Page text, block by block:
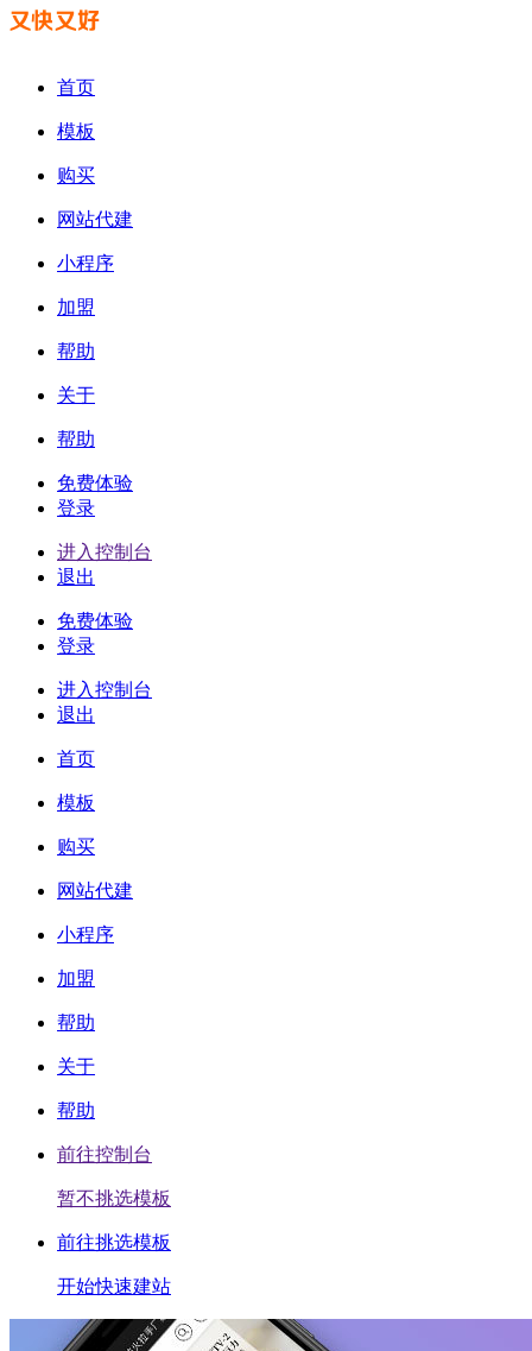
首页
模板
购买
网站代建
小程序
加盟
帮助
关于
帮助
免费体验
登录
进入控制台
退出
免费体验
登录
进入控制台
退出
首页
模板
购买
网站代建
小程序
加盟
帮助
关于
帮助
前往控制台
暂不挑选模板
前往挑选模板
开始快速建站